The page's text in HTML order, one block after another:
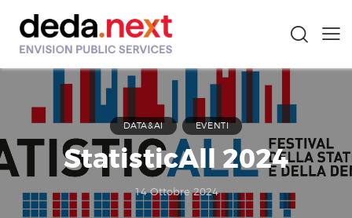
DATA&AI EVENTI
StatisticAll 2024
14 Ottobre 2024